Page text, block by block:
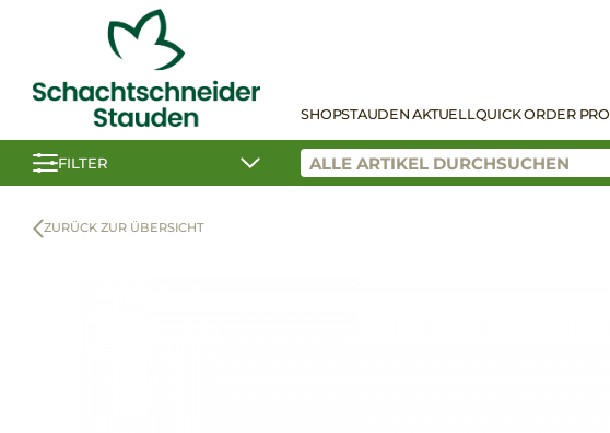
SHOPSTAUDEN AKTUELLQUICK ORDER PRO
FILTER
ZURÜCK ZUR ÜBERSICHT